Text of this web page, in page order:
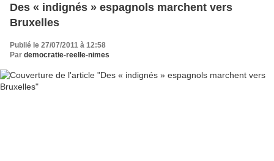
Des « indignés » espagnols marchent vers
Bruxelles
Publié le 27/07/2011 à 12:58
Par democratie-reelle-nimes